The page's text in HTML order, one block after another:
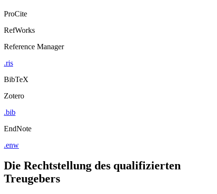
ProCite
RefWorks
Reference Manager
.ris
BibTeX
Zotero
.bib
EndNote
.enw
Die Rechtstellung des qualifizierten
Treugebers